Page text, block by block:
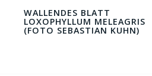
WALLENDES BLATT
LOXOPHYLLUM MELEAGRIS
(FOTO SEBASTIAN KUHN)